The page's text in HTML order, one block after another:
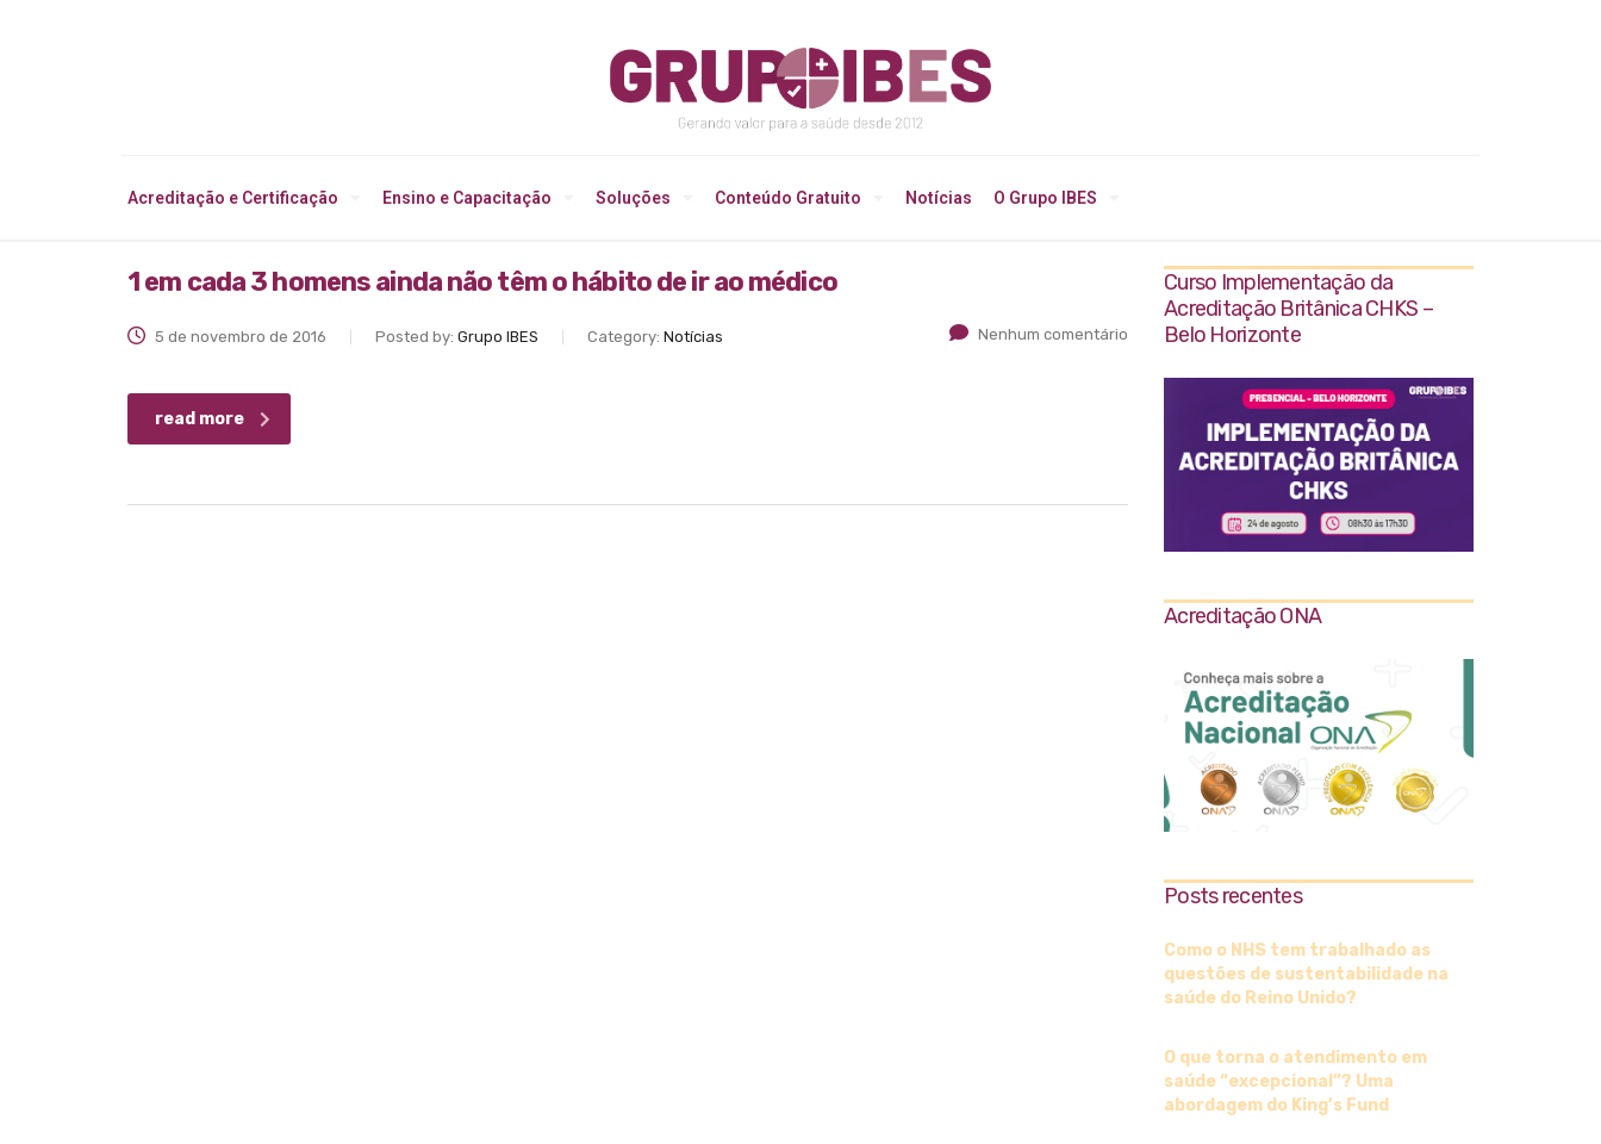
Acreditação e Certificação Ensino e Capacitação Soluções Conteúdo Gratuito Notícias O Grupo IBES
1 em cada 3 homens ainda não têm o hábito de ir ao médico
5 de novembro de 2016 Posted by: Grupo IBES Category: Notícias Nenhum comentário
read more
Curso Implementação da
Acreditação Britânica CHKS –
Belo Horizonte
Acreditação ONA
Posts recentes
Como o NHS tem trabalhado as
questões de sustentabilidade na
saúde do Reino Unido?
O que torna o atendimento em
saúde “excepcional”? Uma
abordagem do King’s Fund